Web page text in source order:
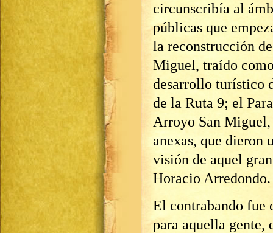
circunscribía al
públicas que
la reconstrucción
Miguel, traído
desarrollo turístico
de la Ruta 9; el
Arroyo San Miguel,
anexas, que dieron
visión de aquel
Horacio Arredondo.
El contrabando fue
para aquella gente,